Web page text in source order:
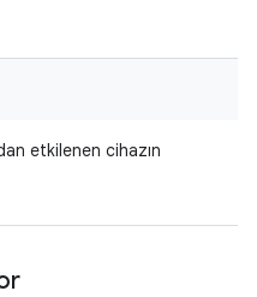
etkilenen cihazın